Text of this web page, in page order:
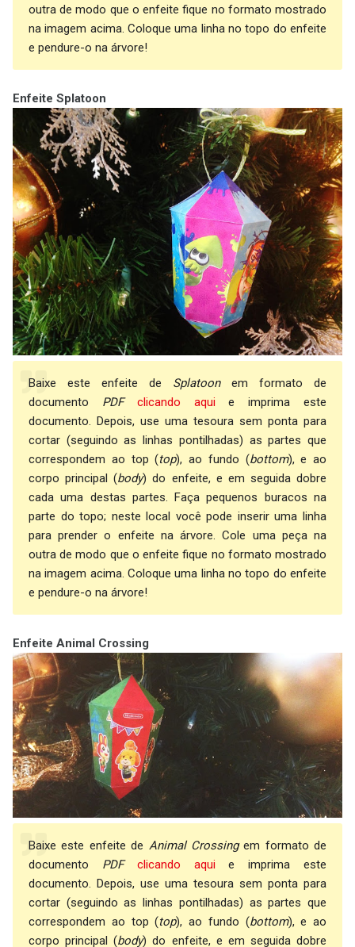
outra de modo que o enfeite fique no formato mostrado
na imagem acima. Coloque uma linha no topo do enfeite
e pendure-o na árvore!
Enfeite Splatoon
Baixe este enfeite de Splatoonem formato de
documento PDF clicando aquie imprima este
documento. Depois, use uma tesoura sem ponta para
cortar (seguindo as linhas pontilhadas) as partes que
correspondem ao top (top), ao fundo (bottom), e ao
corpo principal (body) do enfeite, e em seguida dobre
cada uma destas partes. Faça pequenos buracos na
parte do topo; neste local você pode inserir uma linha
para prender o enfeite na árvore. Cole uma peça na
outra de modo que o enfeite fique no formato mostrado
na imagem acima. Coloque uma linha no topo do enfeite
e pendure-o na árvore!
Enfeite Animal Crossing
Baixe este enfeite de Animal Crossingem formato de
documento PDF clicando aquie imprima este
documento. Depois, use uma tesoura sem ponta para
cortar (seguindo as linhas pontilhadas) as partes que
correspondem ao top (top), ao fundo (bottom), e ao
corpo principal (body) do enfeite, e em seguida dobre